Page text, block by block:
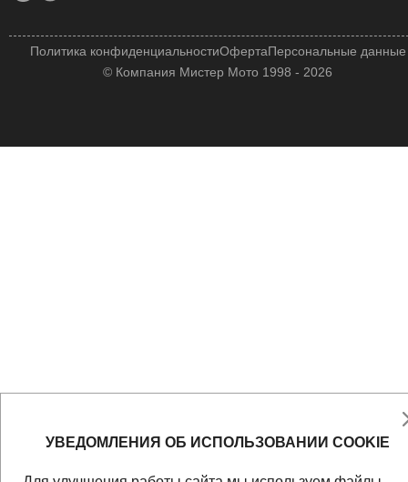
© Компания Мистер Мото 1998 - 2026
Политика конфиденциальностиОфертаПерсональные данные
УВЕДОМЛЕНИЯ ОБ ИСПОЛЬЗОВАНИИ COOKIE